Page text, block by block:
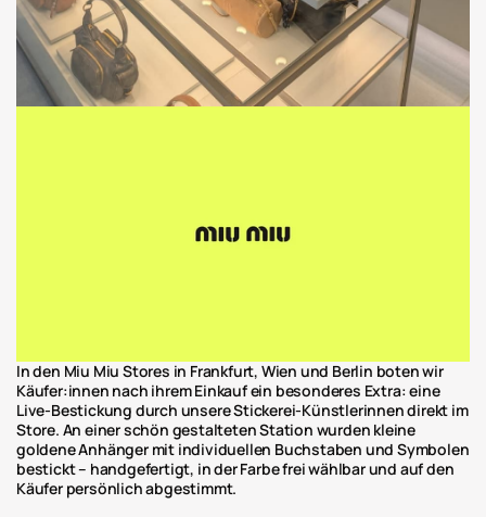
In den Miu Miu Stores in Frankfurt, Wien und Berlin boten wir
Käufer:innen nach ihrem Einkauf ein besonderes Extra: eine
Live-Bestickung durch unsere Stickerei-Künstlerinnen direkt im
Store. An einer schön gestalteten Station wurden kleine
goldene Anhänger mit individuellen Buchstaben und Symbolen
bestickt – handgefertigt, in der Farbe frei wählbar und auf den
Käufer persönlich abgestimmt.